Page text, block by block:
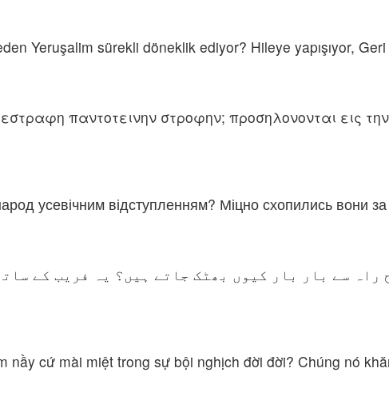
Yeruşalim sürekli döneklik ediyor? Hileye yapışıyor,
παντοτεινην στροφην; προσηλονονται εις
усевічним відступленням? Міцно схопились вони
راہ سے بار بار کیوں بھٹک جاتے ہیں؟ یہ فریب کے
nầy cứ mài miệt trong sự bội nghịch đời đời? Chúng nó